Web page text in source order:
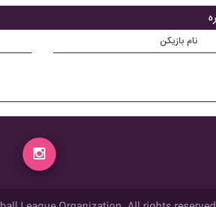
نام بازیکن